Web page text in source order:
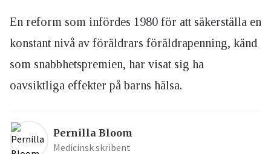
En reform som infördes 1980 för att säkerställa en
konstant nivå av föräldrars föräldrapenning, känd
som snabbhetspremien, har visat sig ha
oavsiktliga effekter på barns hälsa.
Pernilla Bloom
Medicinsk skribent